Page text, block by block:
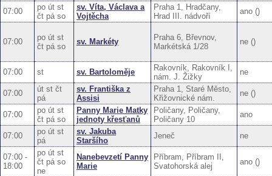
07:00
po út st
čt pá so
sv. Víta, Václava a
Vojtěcha
Praha 1, Hradčany,
Hrad III. nádvoří
ano ()
07:00
po út st
čt pá so
sv. Markéty
Praha 6, Břevnov,
Markétská 1/28
ne ()
07:00 st sv. Bartoloměje
Rakovník, Rakovník I,
nám. J. Žižky
ne
07:00
út st čt
pá
sv. Františka z
Assisi
Praha 1, Staré Město,
Křižovnické nám.
ne ()
07:00
po út st
čt pá so
Panny Marie Matky
jednoty křesťanů
Poličany, Poličany,
Poličany 10
ano
07:00
po út st
pá
sv. Jakuba
Staršího
Jeneč ne
07:00 -
18:00
po út st
čt pá so
ne
Nanebevzetí Panny
Marie
Příbram, Příbram II,
Svatohorská alej
ano ()